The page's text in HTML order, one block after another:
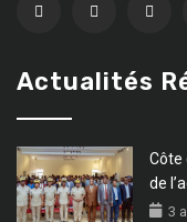
Actualités
Côte
de
3